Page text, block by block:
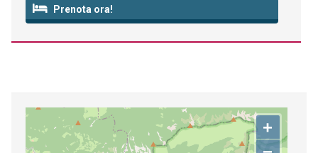
Prenota ora!
+